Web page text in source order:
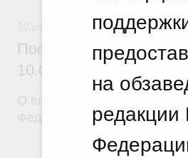
на
редакции
Постановление
10.07.2026 г. № 870
Федерации от 30 апреля